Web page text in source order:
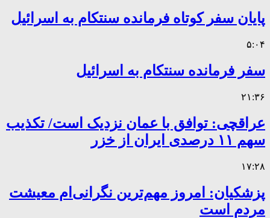
پایان سفر کوتاه فرمانده سنتکام به اسرائیل
۵:۰۴
سفر فرمانده سنتکام به اسرائیل
۲۱:۳۶
عراقچی: توافق با عمان نزدیک است/ تکذیب
سهم ۱۱ درصدی ایران از خزر
۱۷:۲۸
پزشکیان: امروز مهم‌ترین نگرانی‌ام معیشت
مردم است